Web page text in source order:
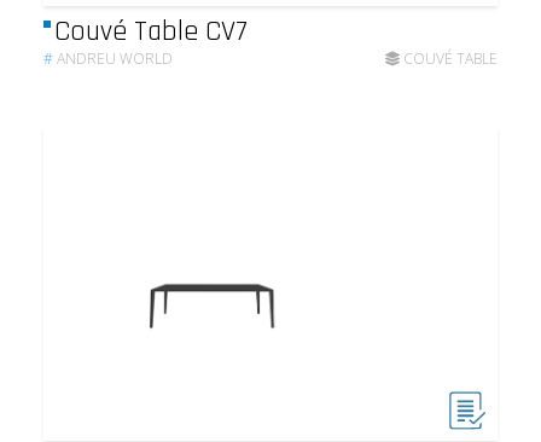
Couvé Table CV7
#ANDREU WORLD COUVÉ TABLE